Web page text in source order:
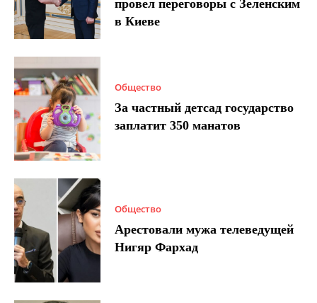
провел переговоры с Зеленским
в Киеве
Общество
За частный детсад государство
заплатит 350 манатов
Общество
Арестовали мужа телеведущей
Нигяр Фархад